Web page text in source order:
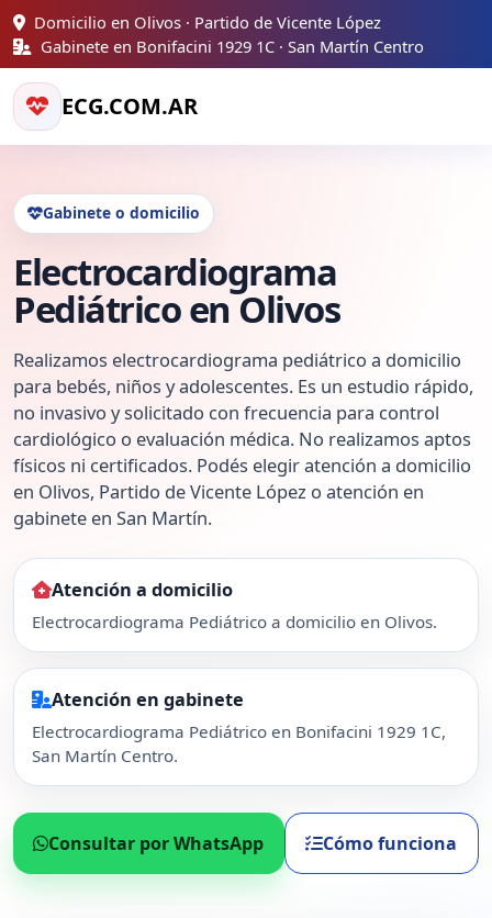
Domicilio en Olivos · Partido de Vicente López
Gabinete en Bonifacini 1929 1C · San Martín Centro
ECG.COM.AR
Gabinete o domicilio
Electrocardiograma
Pediátrico en Olivos
Realizamos electrocardiograma pediátrico a domicilio
para bebés, niños y adolescentes. Es un estudio rápido,
no invasivo y solicitado con frecuencia para control
cardiológico o evaluación médica. No realizamos aptos
físicos ni certificados. Podés elegir atención a domicilio
en Olivos, Partido de Vicente López o atención en
gabinete en San Martín.
Atención a domicilio
Electrocardiograma Pediátrico a domicilio en Olivos.
Atención en gabinete
Electrocardiograma Pediátrico en Bonifacini 1929 1C,
San Martín Centro.
Consultar por WhatsApp Cómo funciona